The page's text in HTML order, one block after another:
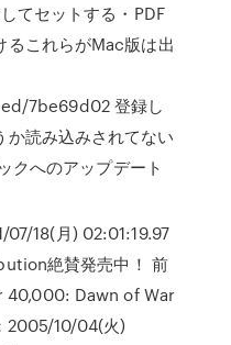
てセットする・PDF
るこれらがMac版は出
7be69d02 登録し
読み込みされてない
クへのアップデート
07/18(月) 02:01:19.97
絶賛発売中！ 前
40,000: Dawn of War
2005/10/04(火)